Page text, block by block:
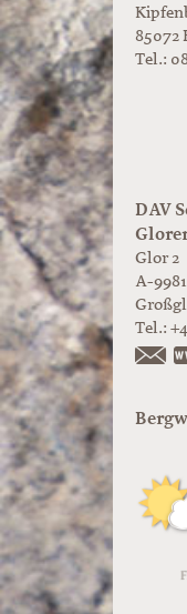
85072
Tel.:
DAV
Glor 2
A-9981
Tel.: